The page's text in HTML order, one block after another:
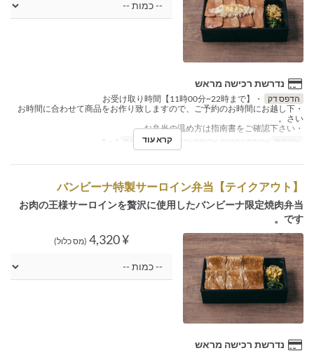
נדרשת רכישה מראש
הדפס דק
・お受け取り時間【11時00分~22時まで】
・お時間に合わせて商品をお作り致しますので、ご予約のお時間にお越し下
さい。
・お弁当の温め方は指南書をご確認下さい。
ארוחות ארוחת צהריים, ארוחת ערב מגבלת הזמנה
קרא עוד
【テイクアウト】バンビーナ特製サーロイン弁当
お肉の王様サーロインを贅沢に使用したバンビーナ限定焼肉弁当
です。
¥ 4,320 (מס כלול)
נדרשת רכישה מראש